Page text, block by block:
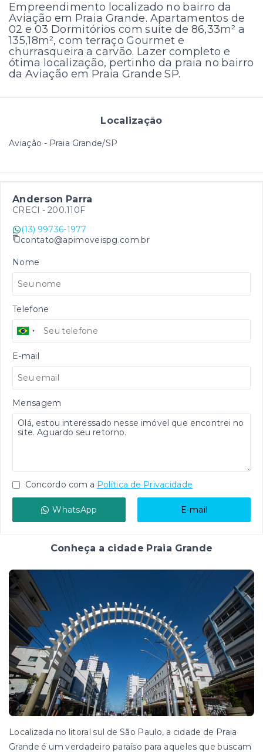
Empreendimento localizado no bairro da
Aviação em Praia Grande. Apartamentos de
02 e 03 Dormitórios com suíte de 86,33m² a
135,18m², com terraço Gourmet e
churrasqueira a carvão. Lazer completo e
ótima localização, pertinho da praia no bairro
da Aviação em Praia Grande SP.
Localização
Aviação - Praia Grande/SP
Anderson Parra
CRECI - 200.110F
(13) 99736-1977
contato@apimoveispg.com.br
Nome
Telefone
E-mail
Mensagem
Concordo com a Política de Privacidade
WhatsApp E-mail
Conheça a cidade Praia Grande
Localizada no litoral sul de São Paulo, a cidade de Praia
Grande é um verdadeiro paraíso para aqueles que buscam